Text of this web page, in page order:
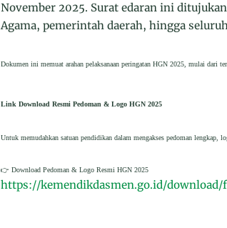
November 2025. Surat edaran ini
Agama, pemerintah daerah, hingga
Dokumen ini memuat arahan pelaksanaan peringatan HGN 2025, mulai dari
Link Download Resmi Pedoman & Logo HGN 2025
Untuk memudahkan satuan pendidikan dalam mengakses pedoman lengkap,
👉 Download Pedoman & Logo Resmi HGN 2025
https://kemendikdasmen.go.id/download/